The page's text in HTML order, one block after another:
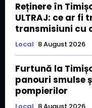
Reținere în
ULTRAJ: ce ar fi
transmisiuni cu
Local 8 August 2026
Furtună la
panouri smulse
pompierilor